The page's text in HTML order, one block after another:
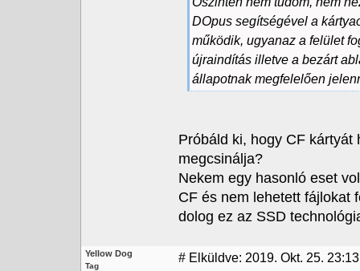
DOpus segítségével a
működik, ugyanaz a felület
újraindítás illetve a bezárt
állapotnak megfelelően
Próbáld ki, hogy CF
megcsinálja?
Nekem egy hasonló eset
CF és nem lehetett fájlokat
dolog ez az SSD
Yellow Dog
Tag
# Elküldve: 2019. Okt. 25. 23:13